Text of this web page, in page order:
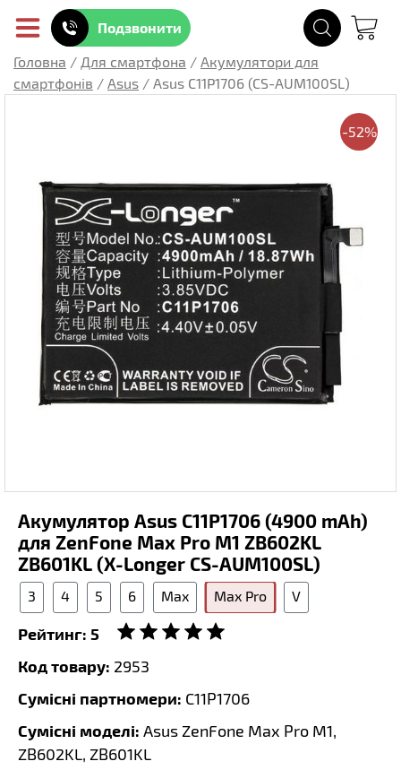
Подзвонити
Головна / Для смартфона / Акумулятори для
смартфонів / Asus / Asus C11P1706 (CS-AUM100SL)
-52%
Акумулятор Asus C11P1706 (4900 mAh)
для ZenFone Max Pro M1 ZB602KL
ZB601KL (X-Longer CS-AUM100SL)
3 4 5 6 Max Max Pro V
Рейтинг: 5
Код товару: 2953
Сумісні партномери: C11P1706
Сумісні моделі: Asus ZenFone Max Pro M1,
ZB602KL, ZB601KL